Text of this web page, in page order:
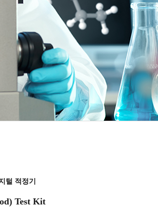
털 적정기
Test Kit